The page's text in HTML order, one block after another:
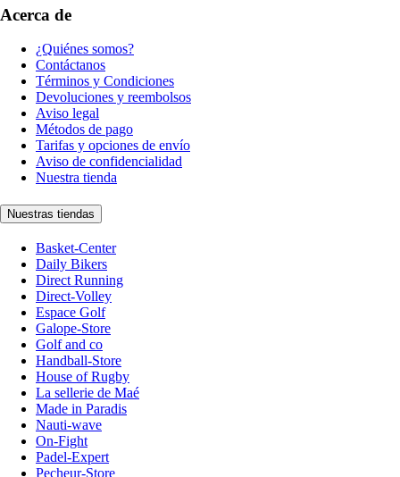
Acerca de
¿Quiénes somos?
Contáctanos
Términos y Condiciones
Devoluciones y reembolsos
Aviso legal
Métodos de pago
Tarifas y opciones de envío
Aviso de confidencialidad
Nuestra tienda
Nuestras tiendas
Basket-Center
Daily Bikers
Direct Running
Direct-Volley
Espace Golf
Galope-Store
Golf and co
Handball-Store
House of Rugby
La sellerie de Maé
Made in Paradis
Nauti-wave
On-Fight
Padel-Expert
Pecheur-Store